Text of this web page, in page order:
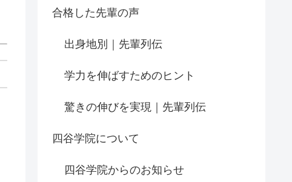
合格した先輩の声
出身地別｜先輩列伝
学力を伸ばすためのヒント
驚きの伸びを実現｜先輩列伝
四谷学院について
四谷学院からのお知らせ